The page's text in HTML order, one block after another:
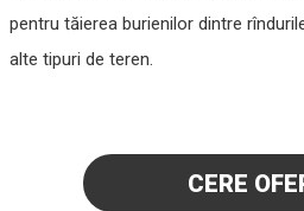
pentru tăierea burienilor dintre
alte tipuri de teren.
CERE